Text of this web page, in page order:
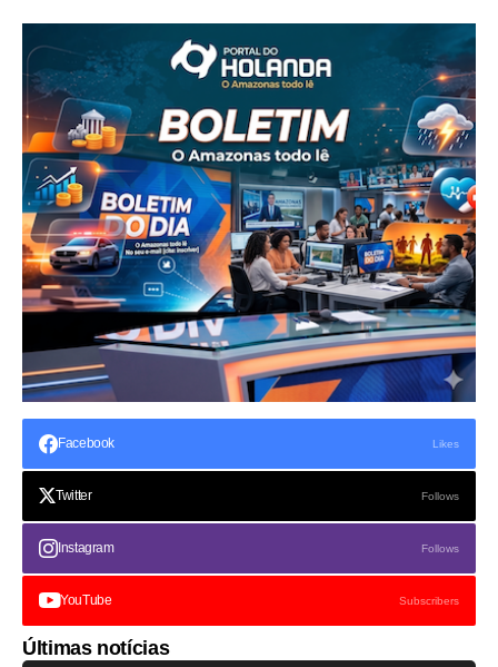
Facebook Likes
Twitter Follows
Instagram Follows
YouTube Subscribers
Últimas notícias